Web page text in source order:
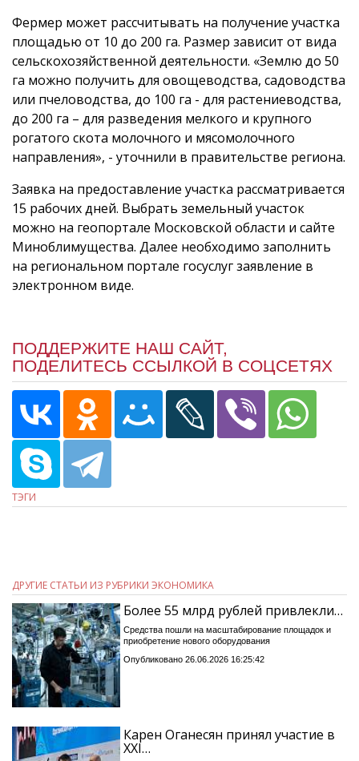
Фермер может рассчитывать на получение участка
площадью от 10 до 200 га. Размер зависит от вида
сельскохозяйственной деятельности. «Землю до 50
га можно получить для овощеводства, садоводства
или пчеловодства, до 100 га - для растениеводства,
до 200 га – для разведения мелкого и крупного
рогатого скота молочного и мясомолочного
направления», - уточнили в правительстве региона.
Заявка на предоставление участка рассматривается
15 рабочих дней. Выбрать земельный участок
можно на геопортале Московской области и сайте
Миноблимущества. Далее необходимо заполнить
на региональном портале госуслуг заявление в
электронном виде.
ПОДДЕРЖИТЕ НАШ САЙТ,
ПОДЕЛИТЕСЬ ССЫЛКОЙ В СОЦСЕТЯХ
ТЭГИ
ДРУГИЕ СТАТЬИ ИЗ РУБРИКИ ЭКОНОМИКА
Более 55 млрд рублей привлекли…
Средства пошли на масштабирование площадок и
приобретение нового оборудования
Опубликовано 26.06.2026 16:25:42
Карен Оганесян принял участие в
XXI…